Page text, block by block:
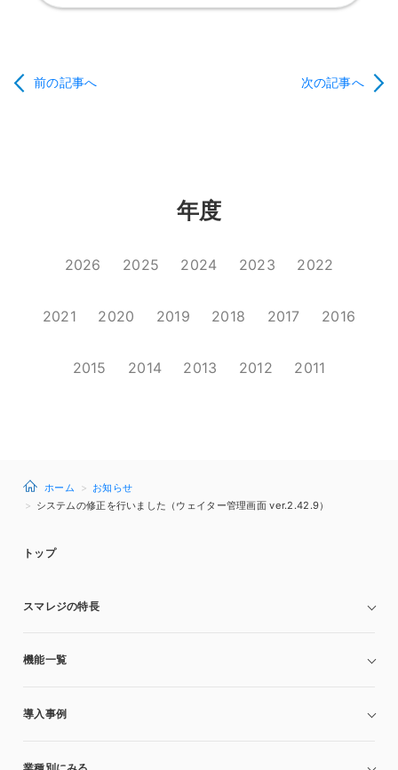
前の記事へ 次の記事へ
年度
2026 2025 2024 2023 2022
2021 2020 2019 2018 2017 2016
2015 2014 2013 2012 2011
ホーム
お知らせ
システムの修正を行いました（ウェイター管理画面 ver.2.42.9）
トップ
スマレジの特長
機能一覧
導入事例